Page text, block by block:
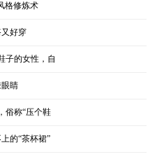
格修炼术
好穿
子的女性，自
睛
俗称“压个鞋
的“茶杯裙”